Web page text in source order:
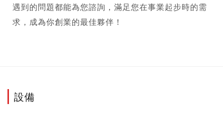
遇到的問題都能為您諮詢，滿足您在事業起步時的需
求，成為你創業的最佳夥伴！
設備